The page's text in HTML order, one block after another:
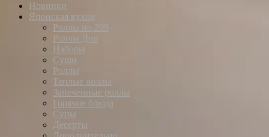
Новинки
Японская кухня
Роллы по 299
Роллы Дня
Наборы
Суши
Роллы
Теплые роллы
Запеченные роллы
Горячие блюда
Супы
Десерты